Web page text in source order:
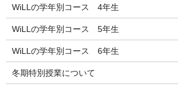
WiLLの学年別コース 4年生
WiLLの学年別コース 5年生
WiLLの学年別コース 6年生
冬期特別授業について